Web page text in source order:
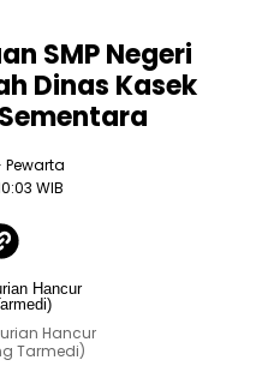
SMP Negeri
Dinas Kasek
Pewarta
WIB
Hancur
Tarmedi)